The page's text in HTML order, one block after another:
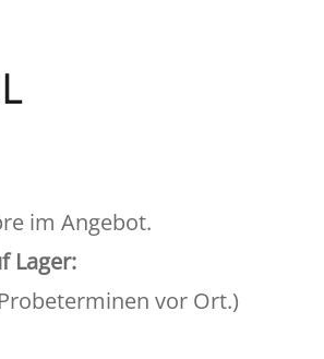
im Angebot.
Lager:
vor Ort.)